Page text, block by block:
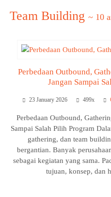
Team Building ~ 10
Perbedaan Outbound,
Jangan Sampai
23 January 2026 499x
Perbedaan Outbound,
Sampai Salah Pilih Program
gathering, dan team
bergantian. Banyak
sebagai kegiatan yang sama.
tujuan, konsep, dan